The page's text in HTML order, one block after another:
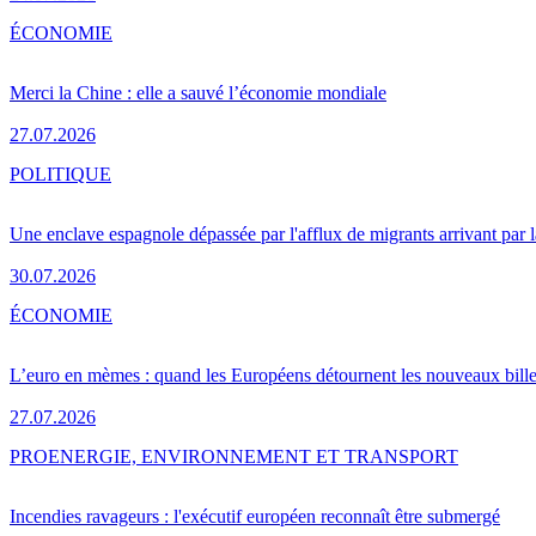
Merci la Chine : elle a sauvé l’économie mondiale
27.07.2026
ÉCONOMIE
Une enclave espagnole dépassée par l'afflux de migrants arrivant par
30.07.2026
POLITIQUE
L’euro en mèmes : quand les Européens détournent les nouveaux
27.07.2026
ÉCONOMIE
Incendies ravageurs : l'exécutif européen reconnaît être submergé
PROENERGIE, ENVIRONNEMENT ET TRANSPORT